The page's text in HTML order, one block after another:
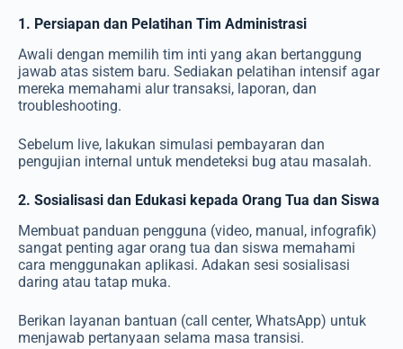
1. Persiapan dan Pelatihan Tim Administrasi
Awali dengan memilih tim inti yang akan bertanggung
jawab atas sistem baru. Sediakan pelatihan intensif agar
mereka memahami alur transaksi, laporan, dan
troubleshooting.
Sebelum live, lakukan simulasi pembayaran dan
pengujian internal untuk mendeteksi bug atau masalah.
2. Sosialisasi dan Edukasi kepada Orang Tua dan Siswa
Membuat panduan pengguna (video, manual, infografik)
sangat penting agar orang tua dan siswa memahami
cara menggunakan aplikasi. Adakan sesi sosialisasi
daring atau tatap muka.
Berikan layanan bantuan (call center, WhatsApp) untuk
menjawab pertanyaan selama masa transisi.